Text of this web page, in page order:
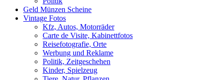
Geld Münzen Scheine
Vintage Fotos
Kfz, Autos, Motorräder
Carte de Visite, Kabinettfotos
Reisefotografie, Orte
Werbung und Reklame
Politik, Zeitgeschehen
Kinder, Spielzeug